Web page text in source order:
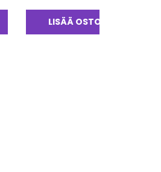
tuotteesta:
/ 5
LISÄÄ OSTOSKORIIN